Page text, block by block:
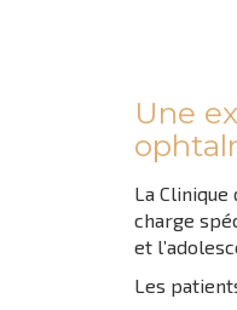
Une
La Clinique
charge
et
Les